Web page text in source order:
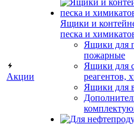
Акции
Ящики и
песка и
Ящики для
пожарные
Ящики для
реагентов,
Ящики для